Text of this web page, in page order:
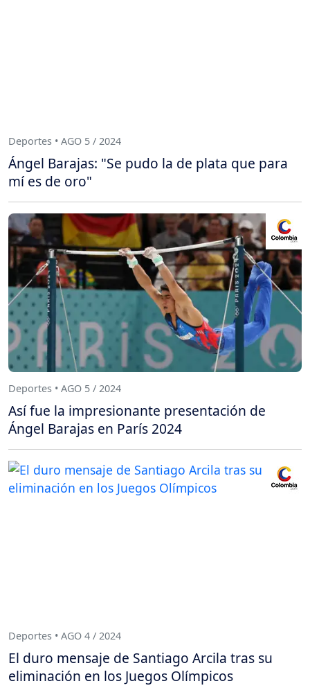
Deportes • AGO 5 / 2024
Ángel Barajas: "Se pudo la de plata que para
mí es de oro"
Deportes • AGO 5 / 2024
Así fue la impresionante presentación de
Ángel Barajas en París 2024
Deportes • AGO 4 / 2024
El duro mensaje de Santiago Arcila tras su
eliminación en los Juegos Olímpicos